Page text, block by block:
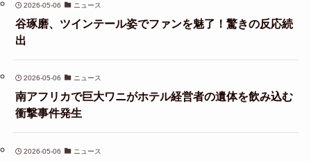
2026-05-06 ニュース
谷琢磨、ツインテール姿でファンを魅了！驚きの反応続
出
2026-05-06 ニュース
南アフリカで巨大ワニがホテル経営者の遺体を飲み込む
衝撃事件発生
2026-05-06 ニュース